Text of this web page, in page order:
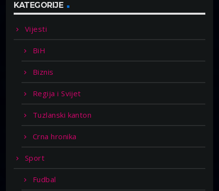
KATEGORIJE
Vijesti
BiH
Biznis
Regija i Svijet
Tuzlanski kanton
Crna hronika
Sport
Fudbal